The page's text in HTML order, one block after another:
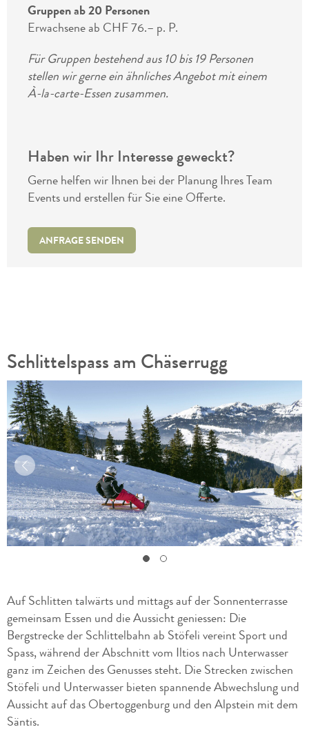
Gruppen ab 20 Personen
Erwachsene ab CHF 76.– p. P.
Für Gruppen bestehend aus 10 bis 19 Personen
stellen wir gerne ein ähnliches Angebot mit einem
À-la-carte-Essen zusammen.
Haben wir Ihr Interesse geweckt?
Gerne helfen wir Ihnen bei der Planung Ihres Team
Events und erstellen für Sie eine Offerte.
ANFRAGE SENDEN
Schlittelspass am Chäserrugg
Auf Schlitten talwärts und mittags auf der Sonnenterrasse
gemeinsam Essen und die Aussicht geniessen: Die
Bergstrecke der Schlittelbahn ab Stöfeli vereint Sport und
Spass, während der Abschnitt vom Iltios nach Unterwasser
ganz im Zeichen des Genusses steht. Die Strecken zwischen
Stöfeli und Unterwasser bieten spannende Abwechslung und
Aussicht auf das Obertoggenburg und den Alpstein mit dem
Säntis.